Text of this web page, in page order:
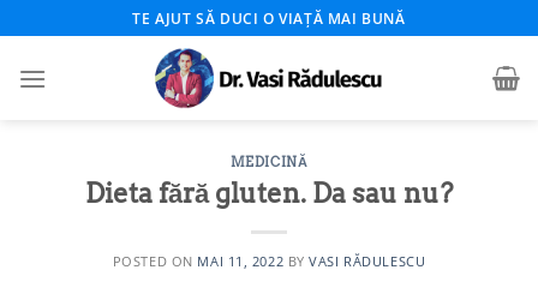
to
content
TE AJUT SĂ DUCI O VIAȚĂ MAI BUNĂ
MEDICINĂ
Dieta fără gluten. Da sau nu?
POSTED ON MAI 11, 2022 BYVASI RĂDULESCU